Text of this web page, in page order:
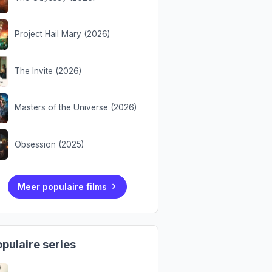
Project Hail Mary (2026)
The Invite (2026)
Masters of the Universe (2026)
Obsession (2025)
Meer populaire films
series